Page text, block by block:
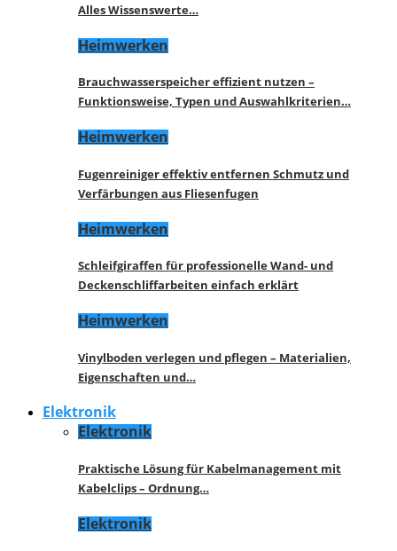
Alles Wissenswerte…
Heimwerken
Brauchwasserspeicher effizient nutzen –
Funktionsweise, Typen und Auswahlkriterien…
Heimwerken
Fugenreiniger effektiv entfernen Schmutz und
Verfärbungen aus Fliesenfugen
Heimwerken
Schleifgiraffen für professionelle Wand- und
Deckenschliffarbeiten einfach erklärt
Heimwerken
Vinylboden verlegen und pflegen – Materialien,
Eigenschaften und…
Elektronik
Elektronik
Praktische Lösung für Kabelmanagement mit
Kabelclips – Ordnung…
Elektronik